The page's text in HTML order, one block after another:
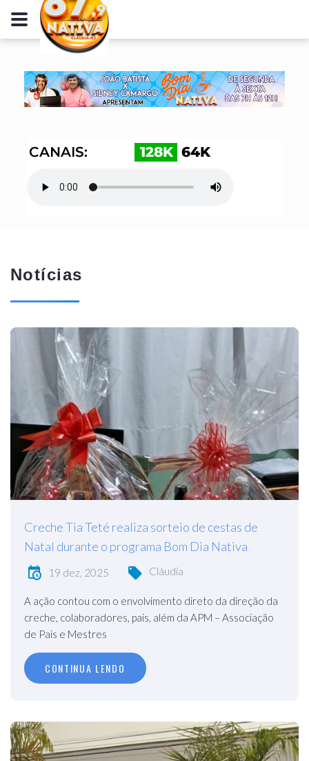
Notícias
Creche Tia Teté realiza sorteio de cestas de
Natal durante o programa Bom Dia Nativa
19 dez, 2025 Cláudia
A ação contou com o envolvimento direto da direção da
creche, colaboradores, pais, além da APM – Associação
de Pais e Mestres
CONTINUA LENDO